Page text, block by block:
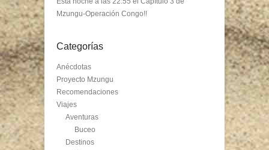
Mzungu-Operación Congo!!
Categorías
Anécdotas
Proyecto Mzungu
Recomendaciones
Viajes
Aventuras
Buceo
Destinos